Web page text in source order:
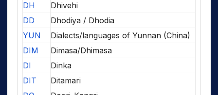
DH
Dhivehi
DD
Dhodiya / Dhodia
YUN
Dialects/languages of Yunnan (China)
DIM
Dimasa/Dhimasa
DI
Dinka
DIT
Ditamari